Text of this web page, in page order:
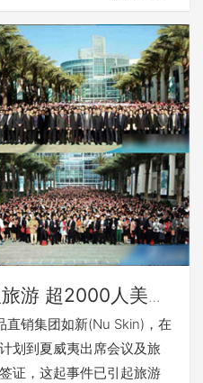
游 超2000人美国
直销集团如新(Nu Skin)，在
划到夏威夷出席会议及旅
证，这起事件已引起旅游